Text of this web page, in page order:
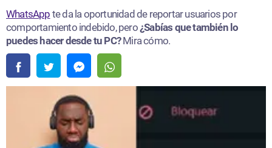
WhatsApp te da la oportunidad de reportar usuarios por
comportamiento indebido, pero¿Sabías que también lo
puedes hacer desde tu PC?Mira cómo.